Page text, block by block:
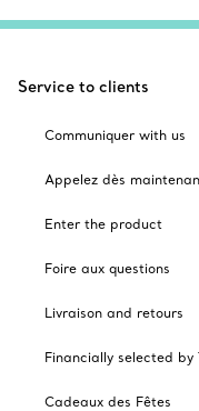
Service to clients
Communiquer with us
Appelez dès
Enter the product
Foire aux questions
Livraison and retours
Financially selected
Cadeaux des Fêtes